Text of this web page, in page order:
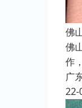
佛
佛
作
广
22-